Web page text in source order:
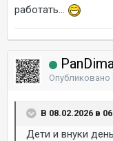
работать...
Опубликовано
В 08.02.2026 в
Дети и внуки